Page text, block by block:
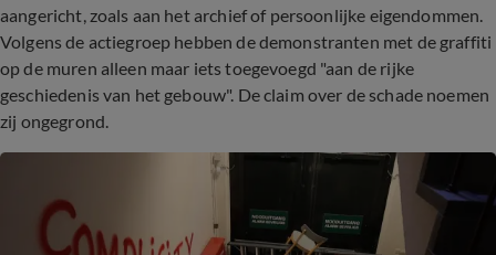
aangericht, zoals aan het archief of persoonlijke eigendommen.
Volgens de actiegroep hebben de demonstranten met de graffiti
op de muren alleen maar iets toegevoegd "aan de rijke
geschiedenis van het gebouw". De claim over de schade noemen
zij ongegrond.